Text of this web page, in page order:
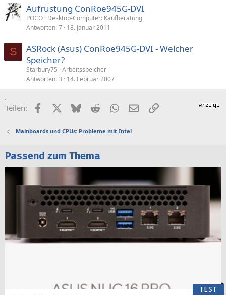
Aufrüstung ConRoe945G-DVI
POCO Desktop-Computer: Kaufberatung
Antworten 7 18. Januar 2011
S
ASRock (Asus) ConRoe945G-DVI - Welcher
Speicher?
Starbury75 Arbeitsspeicher
Antworten 3 14. Februar 2007
Teilen: FacebookX (Twitter)
BlueskyRedditWhatsApp
E-MailLink
Mainboards und CPUs: Probleme mit Intel
Passend zum Thema
TEST